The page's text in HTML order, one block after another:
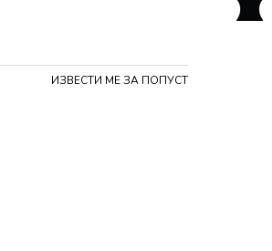
ИЗВЕСТИ МЕ ЗА ПОПУСТ